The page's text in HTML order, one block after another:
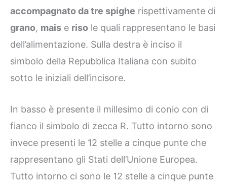
accompagnato da tre spighe rispettivamente di
grano, mais e riso le quali rappresentano le basi
dell’alimentazione. Sulla destra è inciso il
simbolo della Repubblica Italiana con subito
sotto le iniziali dell’incisore.
In basso è presente il millesimo di conio con di
fianco il simbolo di zecca R. Tutto intorno sono
invece presenti le 12 stelle a cinque punte che
rappresentano gli Stati dell’Unione Europea.
Tutto intorno ci sono le 12 stelle a cinque punte